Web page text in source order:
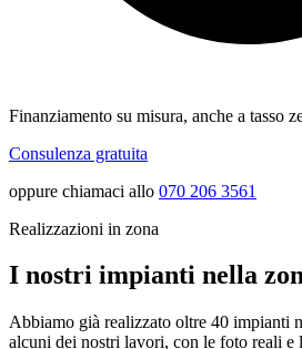
Finanziamento su misura, anche a tasso
Consulenza gratuita
oppure chiamaci allo 070 206 3561
Realizzazioni in zona
I nostri impianti nella
Abbiamo già realizzato oltre 40 impianti
alcuni dei nostri lavori, con le foto reali e